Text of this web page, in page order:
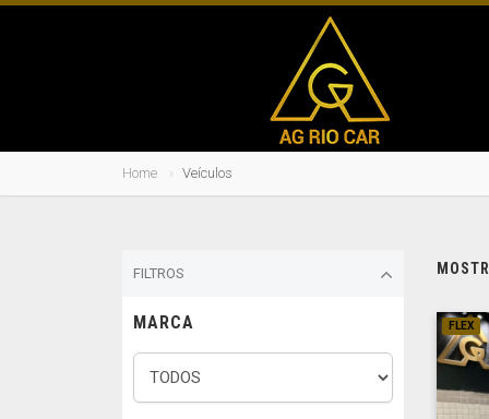
Home Veículos
FILTROS
MARCA FLEX